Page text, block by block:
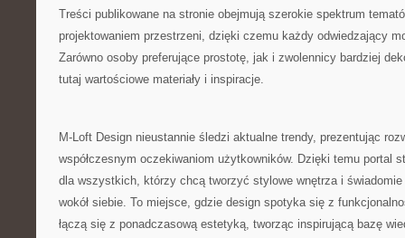
Treści publikowane na stronie obejmują szerokie spektrum
projektowaniem przestrzeni, dzięki czemu każdy odwiedzający
Zarówno osoby preferujące prostotę, jak i zwolennicy bardziej
tutaj wartościowe materiały i inspiracje.
M-Loft Design nieustannie śledzi aktualne trendy, prezentując
współczesnym oczekiwaniom użytkowników. Dzięki temu portal
dla wszystkich, którzy chcą tworzyć stylowe wnętrza i świadomie
wokół siebie. To miejsce, gdzie design spotyka się z
łączą się z ponadczasową estetyką, tworząc inspirującą bazę